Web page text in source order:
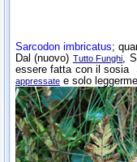
Sarcodon imbricatus;
Dal (nuovo) Tutto Funghi,
essere fatta con il sosia
appressate e solo